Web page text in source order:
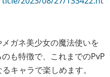
ガネ美少女の魔法使いを
も特徴で、これまでのPvP
キャラで楽しめます。